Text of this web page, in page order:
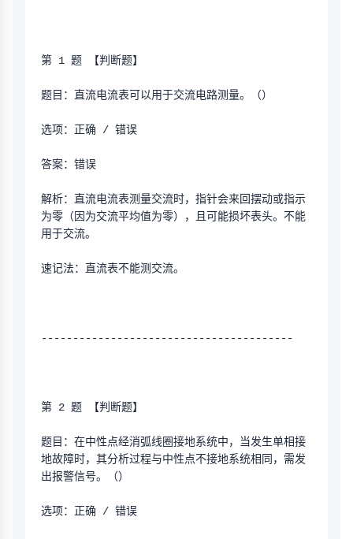
第 1 题 【判断题】
题目：直流电流表可以用于交流电路测量。（）
选项：正确 / 错误
答案：错误
解析：直流电流表测量交流时，指针会来回摆动或指示
为零（因为交流平均值为零），且可能损坏表头。不能
用于交流。
速记法：直流表不能测交流。
----------------------------------------
第 2 题 【判断题】
题目：在中性点经消弧线圈接地系统中，当发生单相接
地故障时，其分析过程与中性点不接地系统相同，需发
出报警信号。（）
选项：正确 / 错误